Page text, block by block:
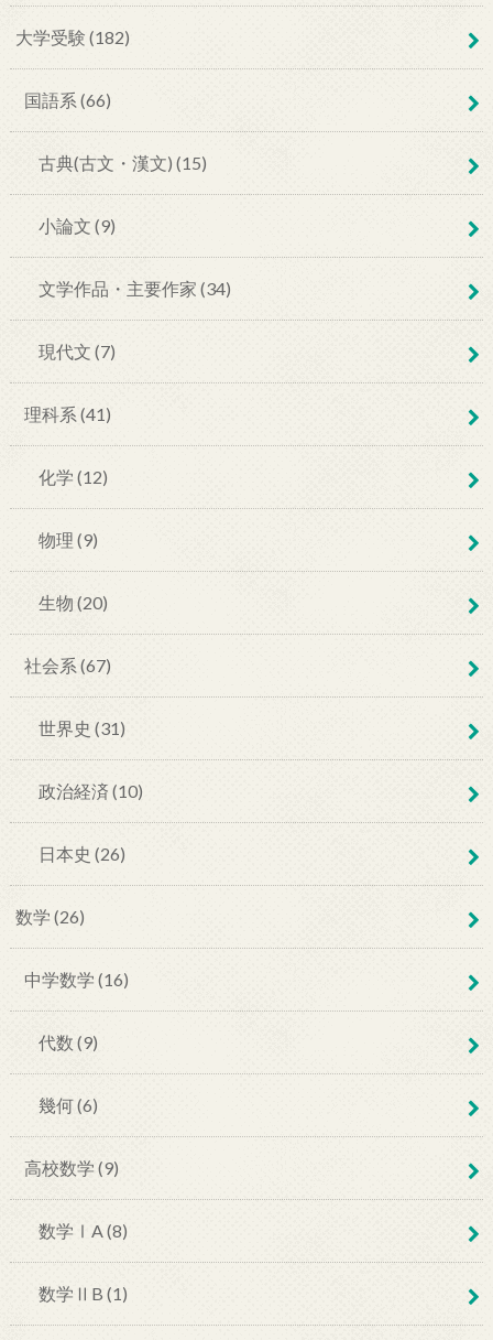
大学受験 (182)
国語系 (66)
古典(古文・漢文) (15)
小論文 (9)
文学作品・主要作家 (34)
現代文 (7)
理科系 (41)
化学 (12)
物理 (9)
生物 (20)
社会系 (67)
世界史 (31)
政治経済 (10)
日本史 (26)
数学 (26)
中学数学 (16)
代数 (9)
幾何 (6)
高校数学 (9)
数学ⅠA (8)
数学ⅡB (1)